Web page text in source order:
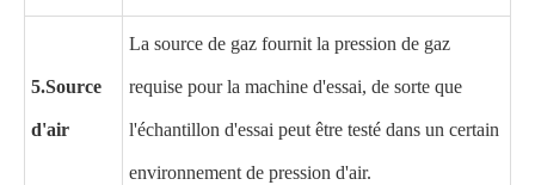
5.Source
d'air
La source de gaz fournit la pression de gaz
requise pour la machine d'essai, de sorte que
l'échantillon d'essai peut être testé dans un certain
environnement de pression d'air.